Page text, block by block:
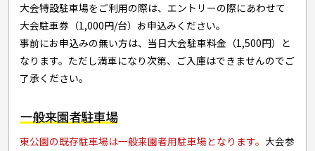
大会特設駐車場をご利用の際は、エントリーの際にあわせて
大会駐車券（1,000円/台）お申込みください。
事前にお申込みの無い方は、当日大会駐車料金（1,500円）と
なります。ただし満車になり次第、ご入庫はできませんのでご
了承ください。
一般来園者駐車場
東公園の既存駐車場は一般来園者用駐車場となります。大会参